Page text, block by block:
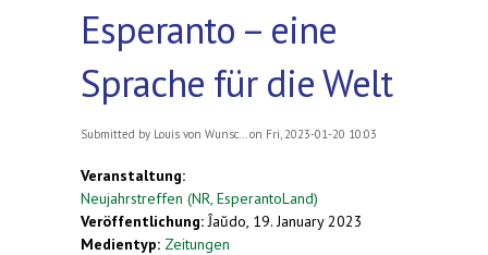
Esperanto – eine
Sprache für die Welt
Submitted by Louis von Wunsc... on Fri, 2023-01-20 10:03
Veranstaltung:
Neujahrstreffen (NR, EsperantoLand)
Veröffentlichung: Ĵaŭdo, 19. January 2023
Medientyp: Zeitungen